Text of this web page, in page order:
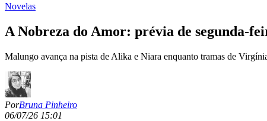
Novelas
A Nobreza do Amor: prévia de segunda-
Malungo avança na pista de Alika e Niara enquanto tramas de
PorBruna Pinheiro
06/07/26 15:01